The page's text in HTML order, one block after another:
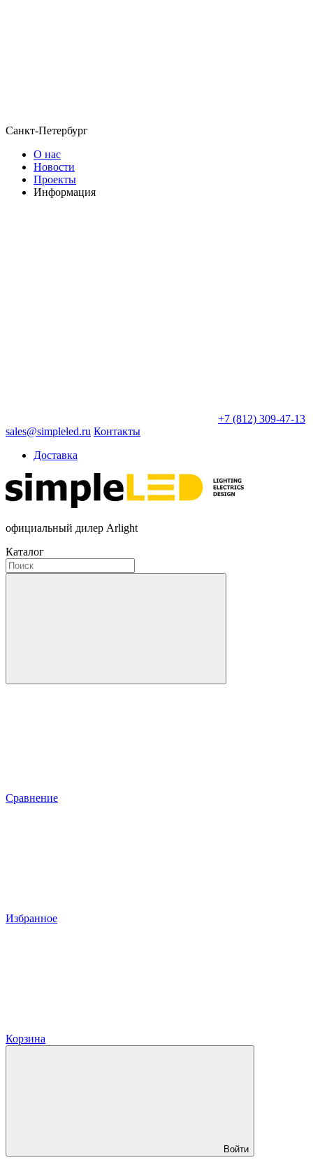
Санкт-Петербург
О нас
Новости
Проекты
Информация
+7 (812) 309-47-13
sales@simpleled.ru Контакты
Доставка
официальный дилер Arlight
Каталог
Сравнение
Избранное
Корзина
Войти